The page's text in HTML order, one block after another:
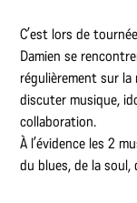
C’est lors de
Damien se
régulièrement sur
discuter musique,
collaboration.
À l’évidence les 2
du blues, de la soul,